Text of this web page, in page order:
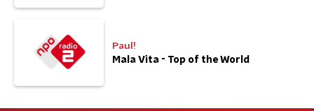
Paul!
Mala Vita - Top of the World